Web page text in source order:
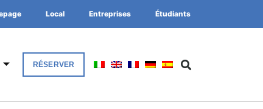
Local Entreprises Étudiants
RÉSERVER